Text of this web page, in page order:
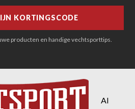
producten en handige vechtsporttips.
Al